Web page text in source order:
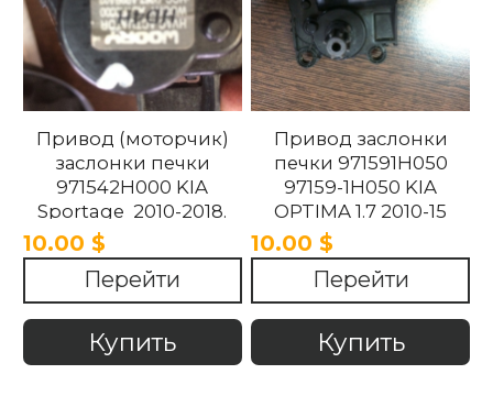
Привод (моторчик)
заслонки печки
971542H000 KIA
Sportage 2010-2018.
10.00 $
Перейти
Купить
Привод заслонки
печки 971591H050
97159-1H050 KIA
OPTIMA 1.7 2010-15
10.00 $
Перейти
Купить